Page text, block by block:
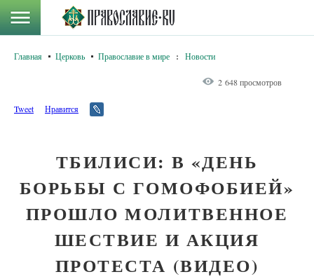
Главная Церковь Православие в мире : Новости
2 648 просмотров
Tweet Нравится
ТБИЛИСИ: В «ДЕНЬ
БОРЬБЫ С ГОМОФОБИЕЙ»
ПРОШЛО МОЛИТВЕННОЕ
ШЕСТВИЕ И АКЦИЯ
ПРОТЕСТА (ВИДЕО)